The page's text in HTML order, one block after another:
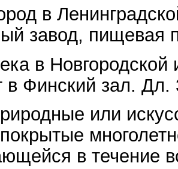
в
завод, пищевая
в
в Финский зал.
или
в течение